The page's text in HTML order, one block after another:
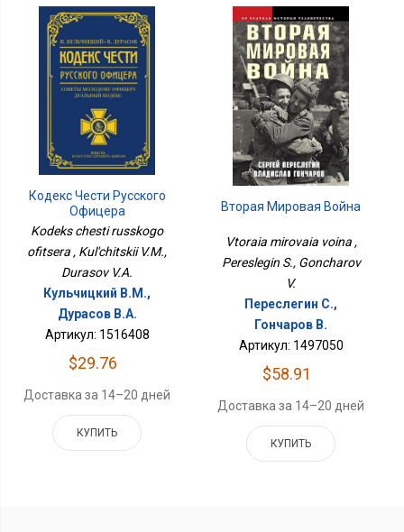
Кодекс Чести Русского
Офицера
Kodeks chesti russkogo
ofitsera , Kul'chitskii V.M.,
Durasov V.A.
Кульчицкий В.М.,
Дурасов В.А.
Артикул: 1516408
$29.76
Доставка за 14–20 дней
КУПИТЬ
Вторая Мировая Война
Vtoraia mirovaia voina ,
Pereslegin S., Goncharov
V.
Переслегин С.,
Гончаров В.
Артикул: 1497050
$58.91
Доставка за 14–20 дней
КУПИТЬ